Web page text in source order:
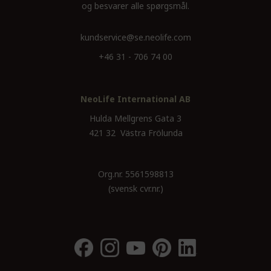
og besvarer alle spørgsmål.
kundservice@se.neolife.com
+46 31 - 706 74 00
NeoLife International AB
Hulda Mellgrens Gata 3
421 32 Västra Frölunda
Org.nr. 5561598813
(svensk cvr.nr.)